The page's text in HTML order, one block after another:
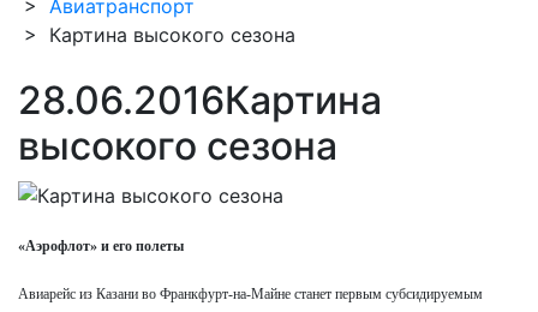
> Авиатранспорт
> Картина высокого сезона
28.06.2016Картина
высокого сезона
«Аэрофлот» и его полеты
Авиарейс из Казани во Франкфурт-на-Майне станет первым субсидируемым